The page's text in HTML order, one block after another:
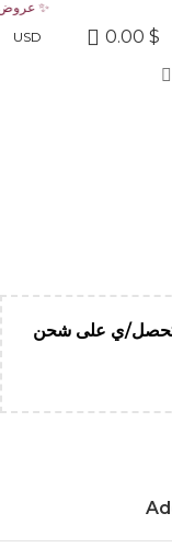
✨ عروض جولدن لاين الآن خصم 20% على الكولكشن الجديد ✨ ✨ عروض جولدن لاين الآن خصم
0.00 $
USD
ي على شحن